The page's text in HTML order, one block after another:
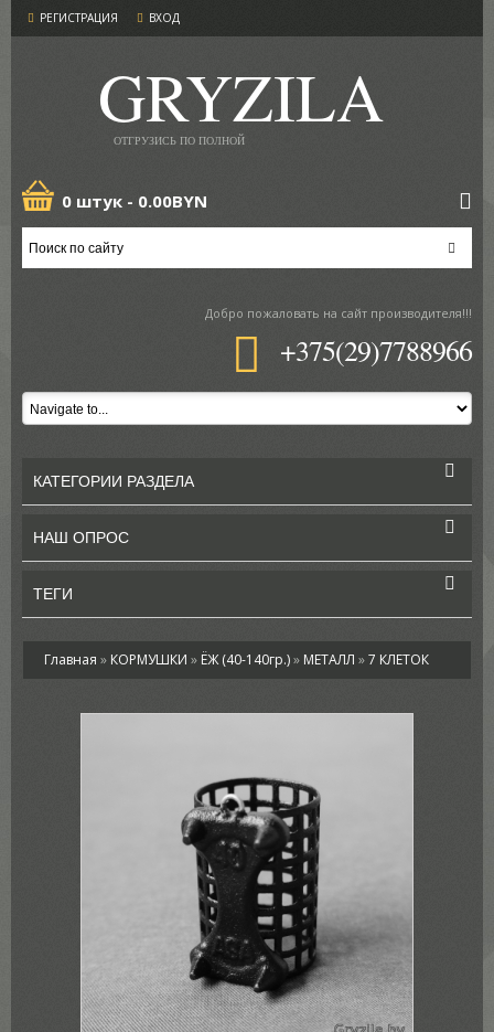
РЕГИСТРАЦИЯ ВХОД
GRYZILA
ОТГРУЗИСЬ ПО ПОЛНОЙ
0 штук - 0.00BYN
Добро пожаловать на сайт производителя!!!
+375(29)7788966
КАТЕГОРИИ РАЗДЕЛА
НАШ ОПРОС
ТЕГИ
Главная » КОРМУШКИ » ЁЖ (40-140гр.) » МЕТАЛЛ »7 КЛЕТОК